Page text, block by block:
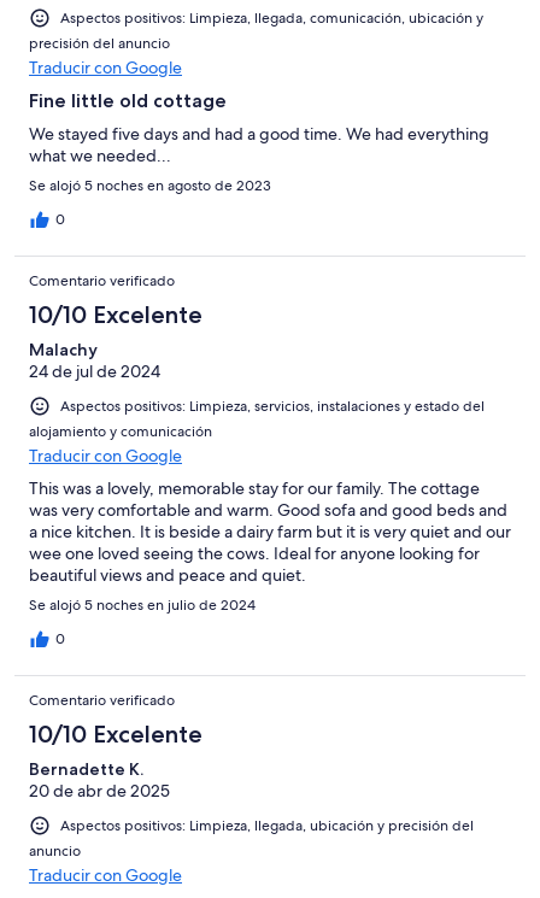
Aspectos positivos: Limpieza, llegada, comunicación, ubicación y
precisión del anuncio
Traducir con Google
Fine little old cottage
We stayed five days and had a good time. We had everything
what we needed...
Se alojó 5 noches en agosto de 2023
0
Comentario verificado
10/10 Excelente
Malachy
24 de jul de 2024
Aspectos positivos: Limpieza, servicios, instalaciones y estado del
alojamiento y comunicación
Traducir con Google
This was a lovely, memorable stay for our family. The cottage
was very comfortable and warm. Good sofa and good beds and
a nice kitchen. It is beside a dairy farm but it is very quiet and our
wee one loved seeing the cows. Ideal for anyone looking for
beautiful views and peace and quiet.
Se alojó 5 noches en julio de 2024
0
Comentario verificado
10/10 Excelente
Bernadette K.
20 de abr de 2025
Aspectos positivos: Limpieza, llegada, ubicación y precisión del
anuncio
Traducir con Google